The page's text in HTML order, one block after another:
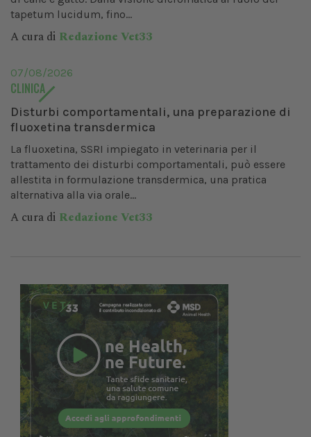
tapetum lucidum, fino...
A cura di Redazione Vet33
07/08/2026
CLINICA
Disturbi comportamentali, una preparazione di
fluoxetina transdermica
La fluoxetina, SSRI impiegato in veterinaria per il
trattamento dei disturbi comportamentali, può essere
allestita in formulazione transdermica, una pratica
alternativa alla via orale...
A cura di Redazione Vet33